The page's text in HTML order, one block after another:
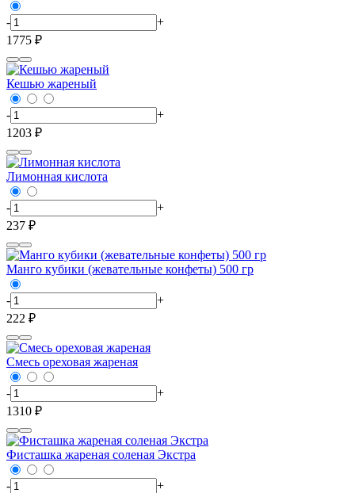
-
+
1775 ₽
Кешью жареный
-
+
1203 ₽
Лимонная кислота
-
+
237 ₽
Манго кубики (жевательные конфеты) 500 гр
-
+
222 ₽
Смесь ореховая жареная
-
+
1310 ₽
Фисташка жареная соленая Экстра
- +